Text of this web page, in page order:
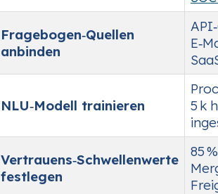
Fragebogen‑Quellen
anbinden
NLU‑Modell trainieren
5 k
Vertrauens‑Schwellenwerte
festlegen
85